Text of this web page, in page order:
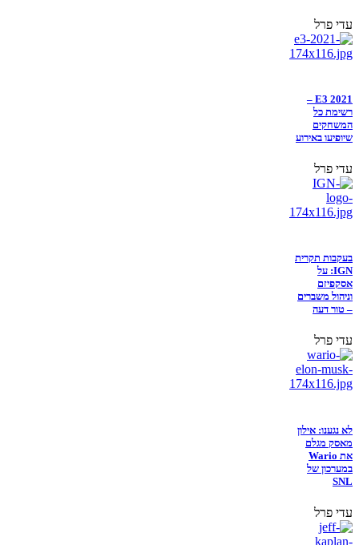
עדי פרל
E3 2021 –
רשימת כל
המשחקים
שיופיעו באירוע
עדי פרל
בעקבות תקרית
IGN: על
אסקפיזם
וניהול משברים
– טור דעה
עדי פרל
לא נגענו: אילון
מאסק מגלם
את Wario
במערכון של
SNL
עדי פרל